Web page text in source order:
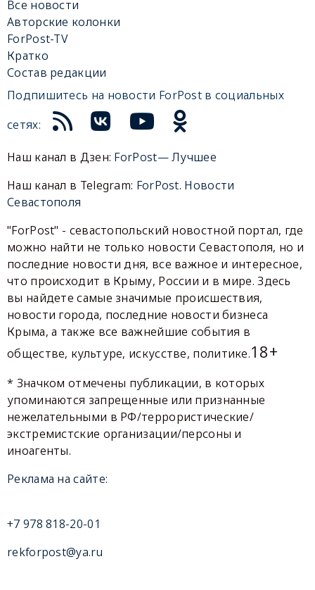
Все новости
Авторские колонки
ForPost-TV
Кратко
Состав редакции
Подпишитесь на новости ForPost в социальных
сетях:
Наш канал в Дзен: ForPost— Лучшее
Наш канал в Telegram: ForPost. Новости
Севастополя
"ForPost" - севастопольский новостной портал, где
можно найти не только новости Севастополя, но и
последние новости дня, все важное и интересное,
что происходит в Крыму, России и в мире. Здесь
вы найдете самые значимые происшествия,
новости города, последние новости бизнеса
Крыма, а также все важнейшие события в
обществе, культуре, искусстве, политике.18+
* Значком отмечены публикации, в которых
упоминаются запрещенные или признанные
нежелательными в РФ/террористические/
экстремистские организации/персоны и
иноагенты.
Реклама на сайте:
+7 978 818-20-01
rekforpost@ya.ru